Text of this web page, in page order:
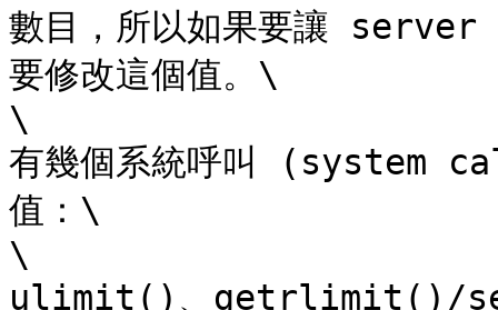
數目，所以如果要讓 server
要修改這個值。\
\
有幾個系統呼叫 (system
值：\
\
ulimit()、getrlimit()/